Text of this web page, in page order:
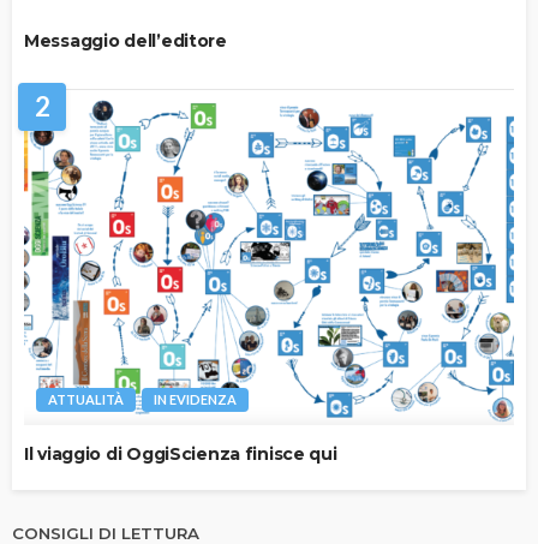
Messaggio dell’editore
2
ATTUALITÀ IN EVIDENZA
Il viaggio di OggiScienza finisce qui
CONSIGLI DI LETTURA